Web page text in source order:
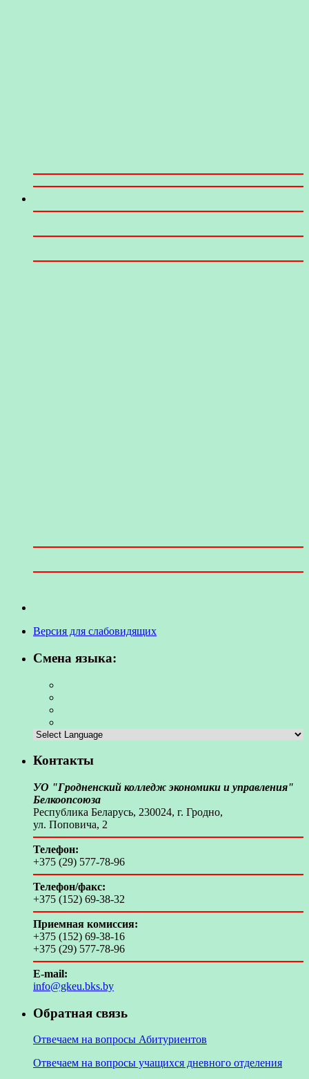
Версия для слабовидящих
Смена языка:
Контакты
УО "Гродненский колледж экономики и управления"
Белкоопсоюза
Республика Беларусь, 230024, г. Гродно,
ул. Поповича, 2
Телефон:
+375 (29) 577-78-96
Телефон/факс:
+375 (152) 69-38-32
Приемная комиссия:
+375 (152) 69-38-16
+375 (29) 577-78-96
E-mail:
info@gkeu.bks.by
Обратная связь
Отвечаем на вопросы Абитуриентов
Отвечаем на вопросы учащихся дневного отделения